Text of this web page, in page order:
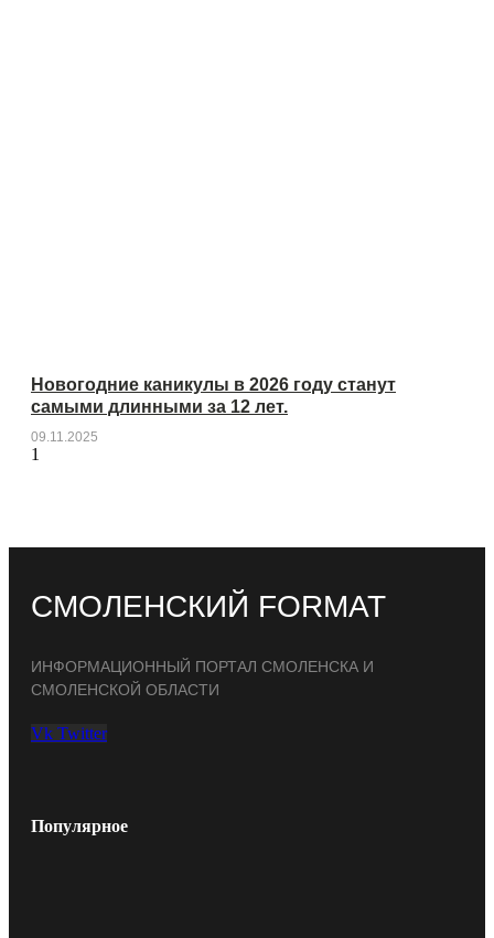
Новогодние каникулы в 2026 году станут
самыми длинными за 12 лет.
09.11.2025
СМОЛЕНСКИЙ FORMAT
ИНФОРМАЦИОННЫЙ ПОРТАЛ СМОЛЕНСКА И
СМОЛЕНСКОЙ ОБЛАСТИ
Vk Twitter
Популярное